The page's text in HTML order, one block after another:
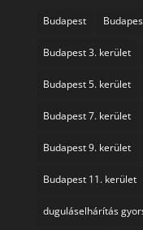
Budapest
Budapest 3. kerület
Budapest 5. kerület
Budapest 7. kerület
Budapest 9. kerület
Budapest 11. kerület
duguláselhárítás